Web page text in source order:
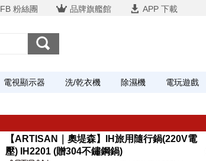
FB 粉絲團 品牌旗艦館 APP 下載
電視顯示器 洗/乾衣機 除濕機 電玩遊戲
【ARTISAN｜奧堤森】IH旅用隨行鍋(220V電
壓) IH2201 (贈304不鏽鋼鍋)